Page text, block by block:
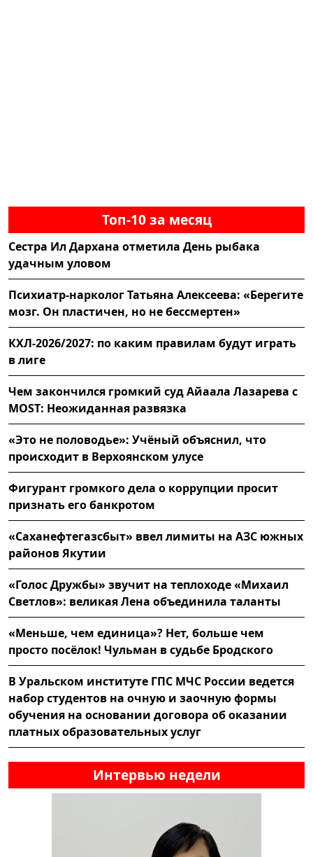
Топ-10 за месяц
Сестра Ил Дархана отметила День рыбака
удачным уловом
Психиатр-нарколог Татьяна Алексеева: «Берегите
мозг. Он пластичен, но не бессмертен»
КХЛ-2026/2027: по каким правилам будут играть
в лиге
Чем закончился громкий суд Айаала Лазарева с
MOST: Неожиданная развязка
«Это не половодье»: Учёный объяснил, что
происходит в Верхоянском улусе
Фигурант громкого дела о коррупции просит
признать его банкротом
«Саханефтегазсбыт» ввел лимиты на АЗС южных
районов Якутии
«Голос Дружбы» звучит на теплоходе «Михаил
Светлов»: великая Лена объединила таланты
«Меньше, чем единица»? Нет, больше чем
просто посёлок! Чульман в судьбе Бродского
В Уральском институте ГПС МЧС России ведется
набор студентов на очную и заочную формы
обучения на основании договора об оказании
платных образовательных услуг
Интервью недели